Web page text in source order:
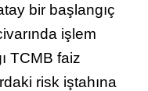
bir başlangıç
işlem
TCMB faiz
risk iştahına